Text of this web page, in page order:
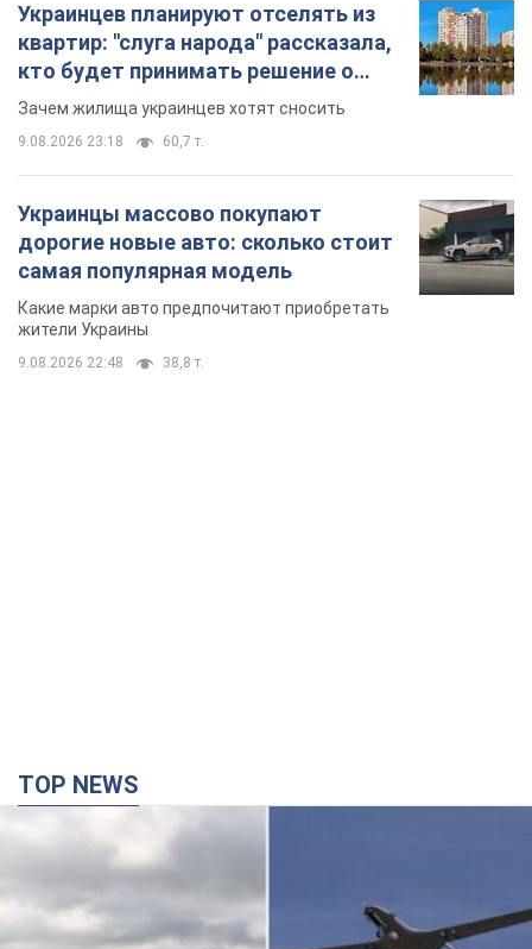
Украинцев планируют отселять из
квартир: "слуга народа" рассказала,
кто будет принимать решение о
сносе домов
Зачем жилища украинцев хотят сносить
9.08.2026 23:18 60,7 т.
Украинцы массово покупают
дорогие новые авто: сколько стоит
самая популярная модель
Какие марки авто предпочитают приобретать
жители Украины
9.08.2026 22:48 38,8 т.
TOP NEWS